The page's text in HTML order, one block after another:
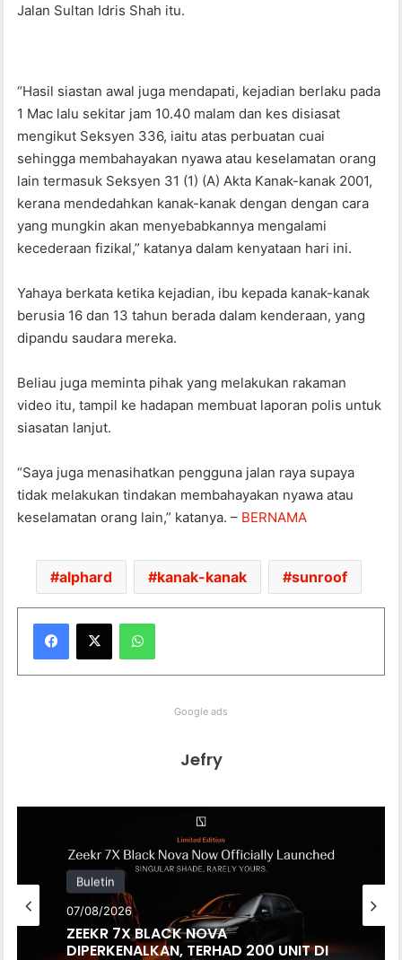
Jalan Sultan Idris Shah itu.
“Hasil siastan awal juga mendapati, kejadian berlaku pada
1 Mac lalu sekitar jam 10.40 malam dan kes disiasat
mengikut Seksyen 336, iaitu atas perbuatan cuai
sehingga membahayakan nyawa atau keselamatan orang
lain termasuk Seksyen 31 (1) (A) Akta Kanak-kanak 2001,
kerana mendedahkan kanak-kanak dengan dengan cara
yang mungkin akan menyebabkannya mengalami
kecederaan fizikal,” katanya dalam kenyataan hari ini.
Yahaya berkata ketika kejadian, ibu kepada kanak-kanak
berusia 16 dan 13 tahun berada dalam kenderaan, yang
dipandu saudara mereka.
Beliau juga meminta pihak yang melakukan rakaman
video itu, tampil ke hadapan membuat laporan polis untuk
siasatan lanjut.
“Saya juga menasihatkan pengguna jalan raya supaya
tidak melakukan tindakan membahayakan nyawa atau
keselamatan orang lain,” katanya. – BERNAMA
alphard kanak-kanak sunroof
WhatsApp
Google ads
Jefry
Buletin
07/08/2026
ZEEKR 7X BLACK NOVA
DIPERKENALKAN, TERHAD 200 UNIT DI